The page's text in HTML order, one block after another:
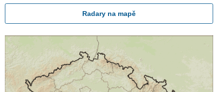
Radary na mapě